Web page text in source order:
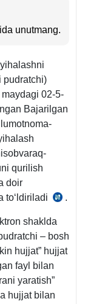
unutmang.
pudratchi)
02-5-
Bajarilgan
qurilish
doir
toʻldiriladi
.
shaklda
– bosh
hujjat” hujjat
fayl bilan
yaratish”
hujjat bilan